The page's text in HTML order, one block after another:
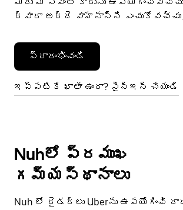
ద్వారా అద్దె వాహనాన్ని ఎంచుకోవచ్చు.
ప్రారంభించండి
ఇప్పటికే ఖాతా ఉందా? సైన్ఇన్ చేయండి
Nuhలో ప్రముఖ
గమ్యస్థానాలు
Nuh లో రైడర్‌‌లు Uberను ఉపయోగించి